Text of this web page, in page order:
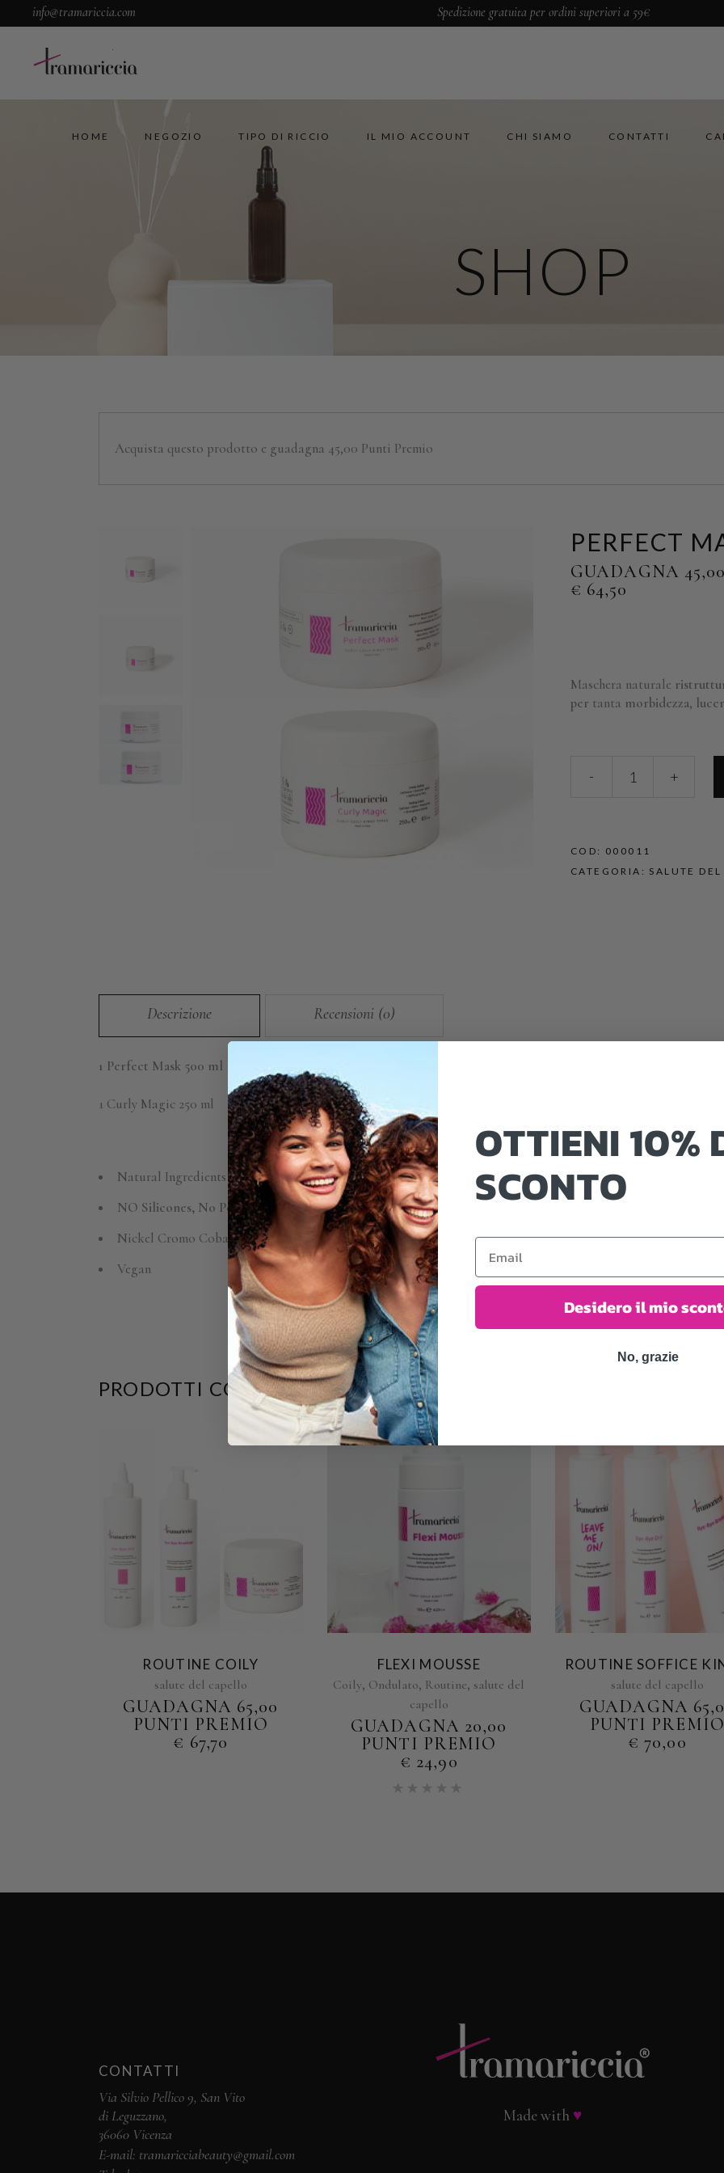
info@tramariccia.com Spedizione gratuita per ordini superiori a 59€
HOME NEGOZIO TIPO DI RICCIO IL MIO ACCOUNT CHI SIAMO CONTATTI
SHOP
Acquista questo prodotto e guadagna 45,00 Punti Premio
PERFECT
GUADAGNA
€ 64,50
Maschera naturale
per tanta morbidezza,
- +
COD: 000011
CATEGORIA: SALUTE
Descrizione Recensioni (0)
1 Perfect Mask 500 ml
1 Curly Magic 250 ml
Natural Ingredients
NO Silicones, No Petrolatum, No Mineral Oil
Nickel Cromo CobaltoTESTED
Vegan
PRODOTTI CORRELATI
ROUTINE COILY
salute del capello
GUADAGNA 65,00
PUNTI PREMIO
€ 67,70
FLEXI MOUSSE
Coily, Ondulato, Routine, salute del
capello
GUADAGNA 20,00
PUNTI PREMIO
€ 24,90
ROUTINE SOFFICE
salute del capello
GUADAGNA
PUNTI PREMIO
€ 70,00
CONTATTI
Via Silvio Pellico 9, San Vito
di Leguzzano,
36060 Vicenza
E-mail: tramaricciabeauty@gmail.com
Made with ♥
OTTIENI 10%
SCONTO
Email
Desidero il mio
No, grazie